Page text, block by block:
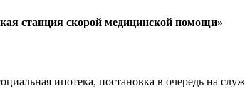
станция скорой медицинской помощи»
ипотека, постановка в очередь на